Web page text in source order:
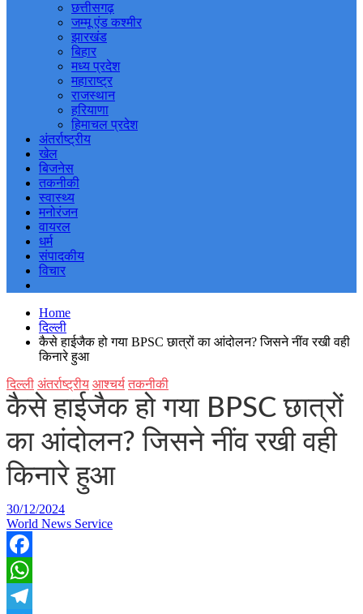
छत्तीसगढ़
जम्मू एंड कश्मीर
झारखंड
बिहार
मध्य प्रदेश
महाराष्ट्र
राजस्थान
हरियाणा
हिमाचल प्रदेश
अंतर्राष्ट्रीय
खेल
बिजनेस
तकनीकी
स्वास्थ्य
मनोरंजन
वायरल
धर्म
संपादकीय
विचार
Home
दिल्ली
कैसे हाईजैक हो गया BPSC छात्रों का आंदोलन? जिसने नींव रखी वही
किनारे हुआ
दिल्ली अंतर्राष्ट्रीय आश्चर्य तकनीकी
कैसे हाईजैक हो गया BPSC छात्रों
का आंदोलन? जिसने नींव रखी वही
किनारे हुआ
30/12/2024
World News Service
Facebook
WhatsApp